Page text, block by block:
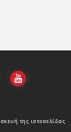
της ιστοσελίδας